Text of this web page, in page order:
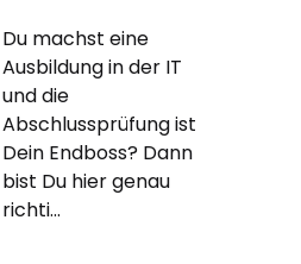
Du machst eine
Ausbildung in der IT
und die
Abschlussprüfung ist
Dein Endboss? Dann
bist Du hier genau
richti...